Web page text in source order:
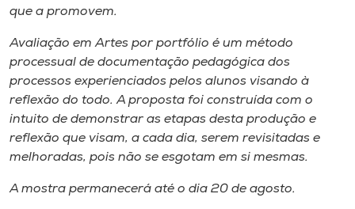
que a promovem.
Avaliação em Artes por portfólio é um método
processual de documentação pedagógica dos
processos experienciados pelos alunos visando à
reflexão do todo. A proposta foi construída com o
intuito de demonstrar as etapas desta produção e
reflexão que visam, a cada dia, serem revisitadas e
melhoradas, pois não se esgotam em si mesmas.
A mostra permanecerá até o dia 20 de agosto.